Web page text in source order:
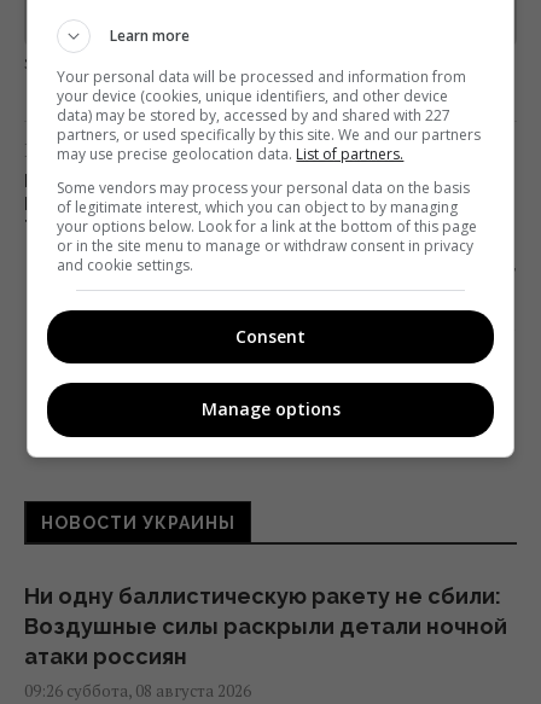
загрузка...
Предыдущий пост
В ТРЕХ ОБЛАСТЯХ ЗАБЛОКИРОВАНА
НЕЗАКОННАЯ РЕТРАНСЛЯЦИЯ УКРАИНСКИХ
ТЕЛЕКАНАЛОВ
Следующий пост
ВЕСЕННИЙ ПРОМОРОЛИК
НОВОСТИ УКРАИНЫ
Ни одну баллистическую ракету не сбили:
Воздушные силы раскрыли детали ночной
атаки россиян
09:26 суббота, 08 августа 2026
Learn more
Your personal data will be processed and information from
your device (cookies, unique identifiers, and other device
data) may be stored by, accessed by and shared with 227
partners, or used specifically by this site. We and our partners
may use precise geolocation data. List of partners.
Some vendors may process your personal data on the basis
of legitimate interest, which you can object to by managing
your options below. Look for a link at the bottom of this page
or in the site menu to manage or withdraw consent in privacy
and cookie settings.
Consent
Manage options